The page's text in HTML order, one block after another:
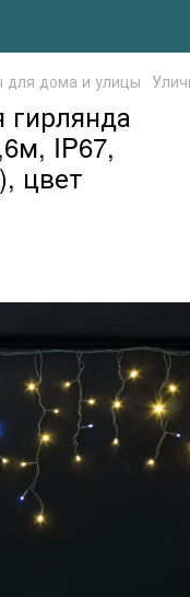
для дома и улицы
гирлянда
IP67,
цвет